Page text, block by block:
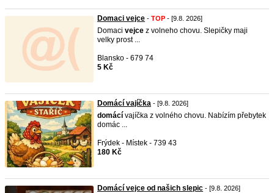
Domaci vejce - TOP - [9.8. 2026]
Domaci vejce z volneho chovu. Slepičky maji
velky prost ...
Blansko - 679 74
5 Kč
Domácí vajíčka - [9.8. 2026]
domácí vajíčka z volného chovu. Nabízím přebytek
domác ...
Frýdek - Místek - 739 43
180 Kč
Domácí vejce od našich slepic - [9.8. 2026]